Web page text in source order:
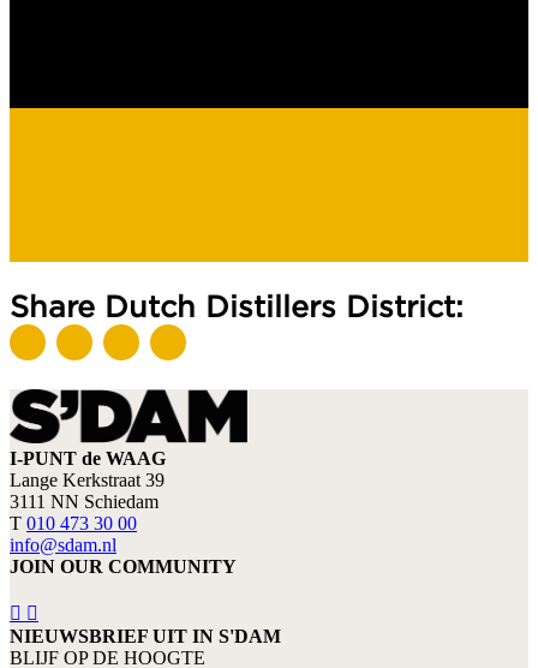
Share Dutch Distillers District:
I-PUNT de WAAG
Lange Kerkstraat 39
3111 NN Schiedam
T 010 473 30 00
info@sdam.nl
JOIN OUR COMMUNITY
NIEUWSBRIEF UIT IN S'DAM
BLIJF OP DE HOOGTE